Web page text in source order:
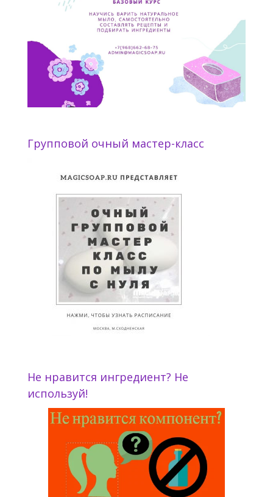
Групповой очный мастер-класс
Не нравится ингредиент? Не
используй!